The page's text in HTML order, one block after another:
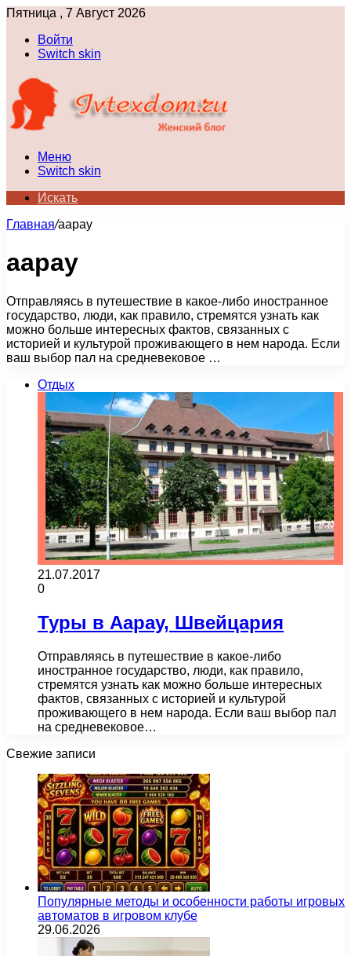
Пятница , 7 Август 2026
Войти
Switch skin
Меню
Switch skin
Искать
Главная/аарау
аарау
Отправляясь в путешествие в какое-либо иностранное
государство, люди, как правило, стремятся узнать как
можно больше интересных фактов, связанных с
историей и культурой проживающего в нем народа. Если
ваш выбор пал на средневековое …
Отдых
21.07.2017
0
Туры в Аарау, Швейцария
Отправляясь в путешествие в какое-либо
иностранное государство, люди, как правило,
стремятся узнать как можно больше интересных
фактов, связанных с историей и культурой
проживающего в нем народа. Если ваш выбор пал
на средневековое…
Свежие записи
Популярные методы и особенности работы игровых
автоматов в игровом клубе
29.06.2026